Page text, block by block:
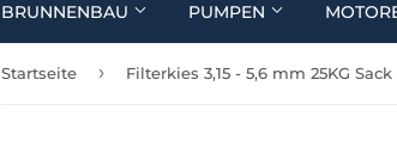
BRUNNENBAU PUMPEN
Startseite › Filterkies 3,15 - 5,6 mm 25KG Sack